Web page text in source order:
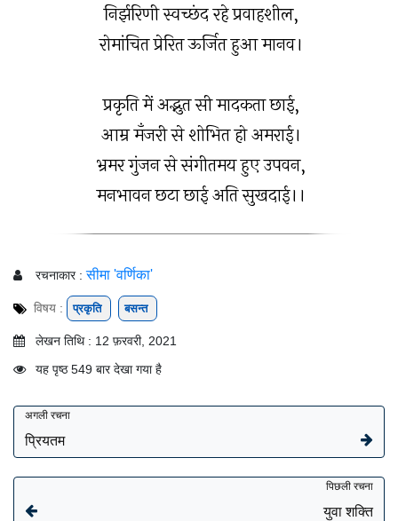
निर्झरिणी स्वच्छंद रहे प्रवाहशील,
रोमांचित प्रेरित ऊर्जित हुआ मानव।
प्रकृति में अद्भुत सी मादकता छाई,
आम्र मँजरी से शोभित हो अमराई।
भ्रमर गुंजन से संगीतमय हुए उपवन,
मनभावन छटा छाई अति सुखदाई।।
रचनाकार : सीमा 'वर्णिका'
विषय : प्रकृति बसन्त
लेखन तिथि : 12 फ़रवरी, 2021
यह पृष्ठ 549 बार देखा गया है
अगली रचना
प्रियतम
पिछली रचना
युवा शक्ति